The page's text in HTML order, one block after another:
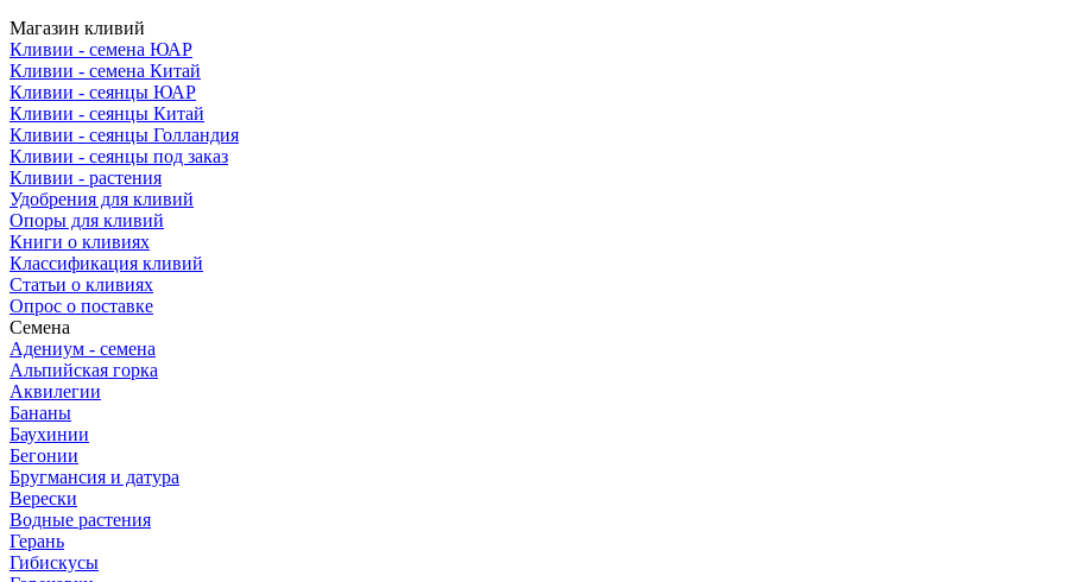
Магазин кливий
Кливии - семена ЮАР
Кливии - семена Китай
Кливии - сеянцы ЮАР
Кливии - сеянцы Китай
Кливии - сеянцы Голландия
Кливии - сеянцы под заказ
Кливии - растения
Удобрения для кливий
Опоры для кливий
Книги о кливиях
Классификация кливий
Статьи о кливиях
Опрос о поставке
Семена
Адениум - семена
Альпийская горка
Аквилегии
Бананы
Баухинии
Бегонии
Бругмансия и датура
Верески
Водные растения
Герань
Гибискусы